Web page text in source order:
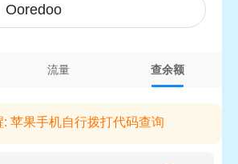
Ooredoo
流量 查余额
: 苹果手机自行拨打代码查询